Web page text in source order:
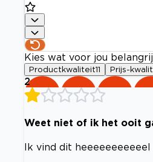
Kies wat voor jou
Productkwaliteit11 Prijs-
2
Weet niet of ik het ooit
Ik vind dit